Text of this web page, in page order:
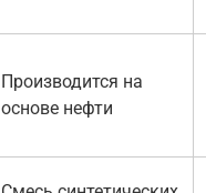
Производится на
основе нефти